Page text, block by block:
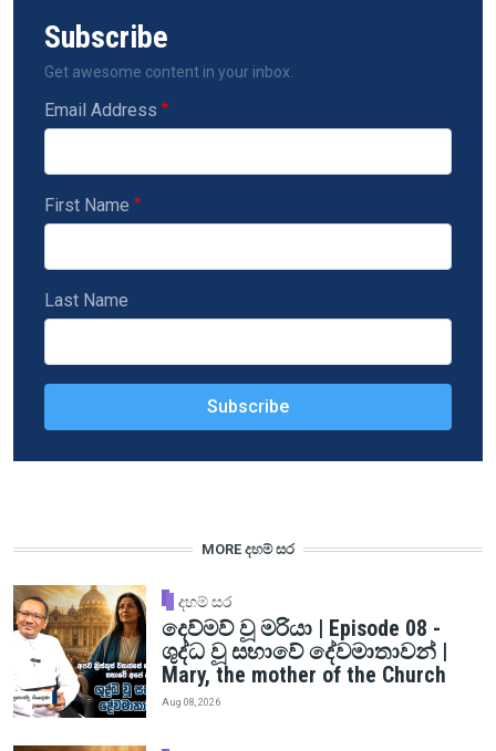
Subscribe
Get awesome content in your inbox.
Email Address
First Name
Last Name
MORE දහම් සර
දහම් සර
දෙව්මව් වූ මරියා | Episode 08 -
ශුද්ධ වූ සභාවේ දේවමාතාවන් |
Mary, the mother of the Church
Aug 08, 2026